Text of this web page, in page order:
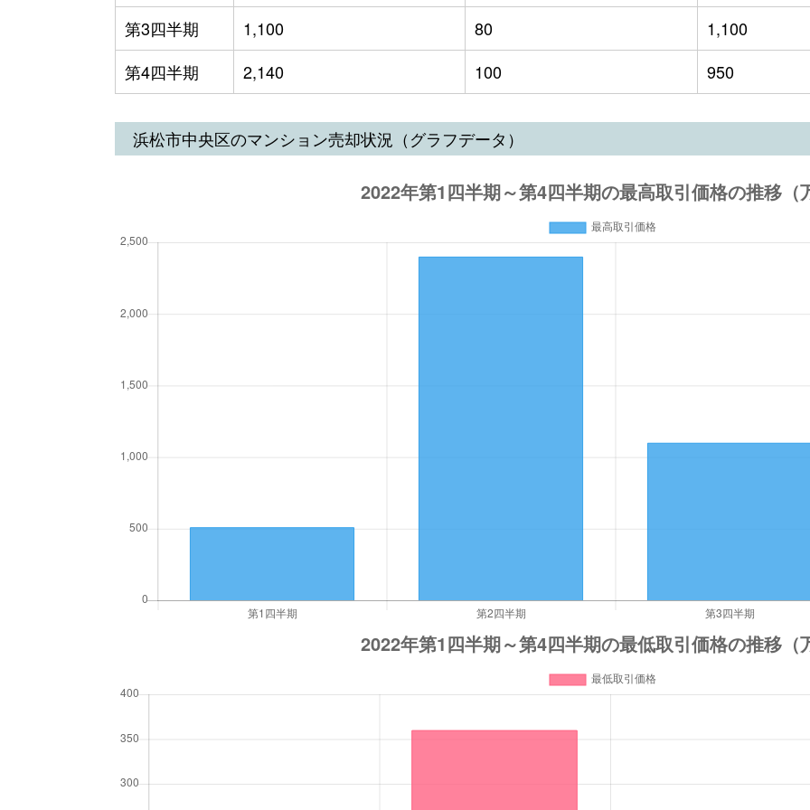
第3四半期 1,100 80
1,100
第4四半期
2,140 100 950
浜松市中央区のマンション売却状況（グラフデータ）